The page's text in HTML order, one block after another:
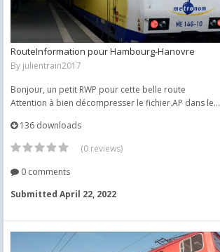
RouteInformation pour Hambourg-Hanovre
By julientrain2017
Bonjour, un petit RWP pour cette belle route
Attention à bien décompresser le fichier.AP dans le...
136 downloads
(0 reviews)
0 comments
Submitted April 22, 2022